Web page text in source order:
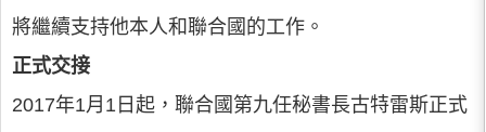
將繼續支持他本人和聯合國的工作。
正式交接
2017年1月1日起，聯合國第九任秘書長古特雷斯正式